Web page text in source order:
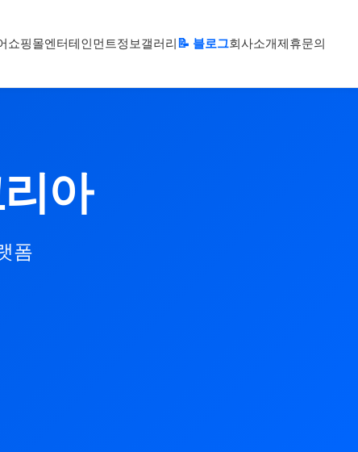
쇼핑몰엔터테인먼트정보갤러리📝 블로그회사소개제휴문의
아
폼